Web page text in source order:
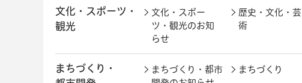
文化・スポーツ・
観光
文化・スポー
ツ・観光のお知
らせ
歴史・文化・芸
術
まちづくり・
まちづくり・都市
まちづくり